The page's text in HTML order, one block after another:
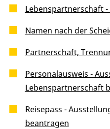
Lebenspartnerschaft
Namen nach der
Partnerschaft,
Personalausweis -
Lebenspartnerschaft
Reisepass -
beantragen